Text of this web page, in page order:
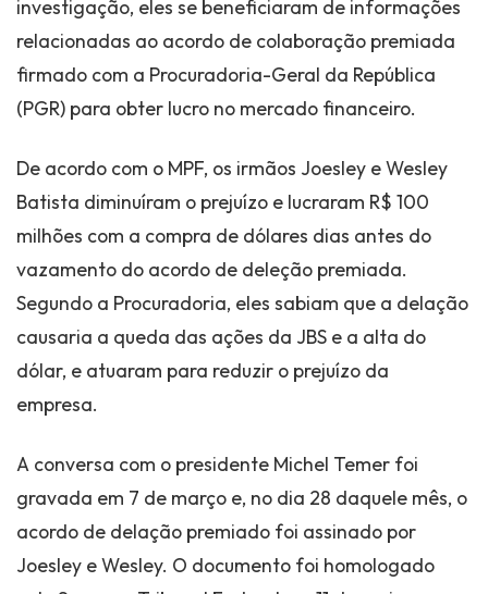
investigação, eles se beneficiaram de informações
relacionadas ao acordo de colaboração premiada
firmado com a Procuradoria-Geral da República
(PGR) para obter lucro no mercado financeiro.
De acordo com o MPF, os irmãos Joesley e Wesley
Batista diminuíram o prejuízo e lucraram R$ 100
milhões com a compra de dólares dias antes do
vazamento do acordo de deleção premiada.
Segundo a Procuradoria, eles sabiam que a delação
causaria a queda das ações da JBS e a alta do
dólar, e atuaram para reduzir o prejuízo da
empresa.
A conversa com o presidente Michel Temer foi
gravada em 7 de março e, no dia 28 daquele mês, o
acordo de delação premiado foi assinado por
Joesley e Wesley. O documento foi homologado